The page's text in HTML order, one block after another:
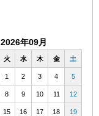
2026年09月
火 水 木 金 土
1 2 3 4 5
8 9 10 11 12
15 16 17 18 19